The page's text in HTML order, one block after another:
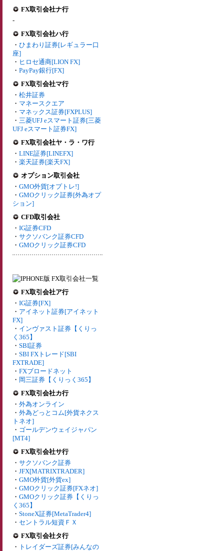
FX取引会社ナ行
-
FX取引会社ハ行
・ ひまわり証券[レギュラー口
座]
・ ヒロセ通商[LION FX]
・ PayPay銀行[FX]
FX取引会社マ行
・ 松井証券
・ マネースクエア
・ マネックス証券[FXPLUS]
・ 三菱UFJ eスマート証券[三菱
UFJ eスマート証券FX]
FX取引会社ヤ・ラ・ワ行
・ LINE証券[LINEFX]
・ 楽天証券[楽天FX]
オプション取引会社
・ GMO外貨[オプトレ!]
・ GMOクリック証券[外為オプ
ション]
CFD取引会社
・ IG証券CFD
・ サクソバンク証券CFD
・ GMOクリック証券CFD
FX取引会社ア行
・ IG証券[FX]
・ アイネット証券[アイネット
FX]
・ インヴァスト証券【くりっ
く365】
・ SBI証券
・ SBI FXトレード[SBI
FXTRADE]
・ FXブロードネット
・ 岡三証券【くりっく365】
FX取引会社カ行
・ 外為オンライン
・ 外為どっとコム[外貨ネクス
トネオ]
・ ゴールデンウェイジャパン
[MT4]
FX取引会社サ行
・ サクソバンク証券
・ JFX[MATRIXTRADER]
・ GMO外貨[外貨ex]
・ GMOクリック証券[FXネオ]
・ GMOクリック証券【くりっ
く365】
・ StoneX証券[MetaTrader4]
・ セントラル短資ＦＸ
FX取引会社タ行
・ トレイダーズ証券[みんなの